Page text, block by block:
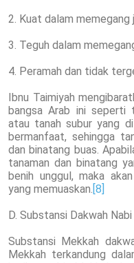
2. Kuat dalam memegang
3. Teguh dalam
4. Peramah dan tidak
Ibnu Taimiyah
bangsa Arab ini seperti
atau tanah subur yang
bermanfaat, sehingga
dan binatang buas.
tanaman dan binatang
benih unggul, maka
yang memuaskan. [8]
D. Substansi Dakwah
Substansi Mekkah
Mekkah terkandung